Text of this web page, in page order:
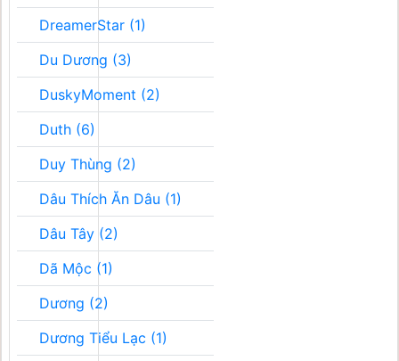
DreamerStar (1)
Du Dương (3)
DuskyMoment (2)
Duth (6)
Duy Thùng (2)
Dâu Thích Ăn Dâu (1)
Dâu Tây (2)
Dã Mộc (1)
Dương (2)
Dương Tiểu Lạc (1)